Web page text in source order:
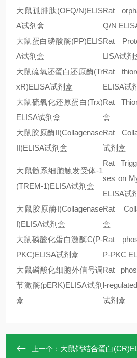
大鼠孤腓肽(OFQ/N)ELIS
A试剂盒
Rat
Q/N
大鼠蛋白磷酸酶(PP)ELIS
A试剂盒
Rat
LISA试剂
大鼠硫氧还蛋白还原酶(Tr
xR)ELISA试剂盒
Rat
ELISA试
大鼠硫氧化还原蛋白(Trx)
ELISA试剂盒
Rat
盒
大鼠胶原酶II(Collagenase
II)ELISA试剂盒
Rat
试剂盒
大鼠髓系细胞触发受体-1
(TREM-1)ELISA试剂盒
Rat
ses on
ELISA试
大鼠胶原酶I(Collagenase
I)ELISA试剂盒
Rat
盒
大鼠磷酸化蛋白激酶C(P-
PKC)ELISA试剂盒
Rat
P-PKC
大鼠磷酸化细胞外信号调
节激酶(pERK)ELISA试剂
盒
Rat
l-
试剂盒
上一个： 大鼠钙结合蛋白